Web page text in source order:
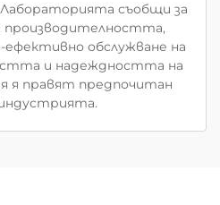
съобщи за
производителността,
ефективно обслужване на
и надеждността на
я правят предпочитан